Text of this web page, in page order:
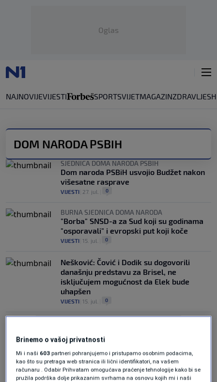
Oglas
NAJNOVIJEVIJESTI SPORTSVIJETMAGAZINZDRAVLJE
DOM NARODA PSBIH
SJEDNICA DOMA NARODA PSBIH
Dom naroda PSBiH usvojio Budžet nakon
višesatne rasprave
VIJESTI 27. jul. 0
BURNA SJEDNICA DOMA NARODA
"Borba" SNSD-a za Sud koji su godinama
"osporavali" i evropski put koji koče
VIJESTI 15. jul. 0
Nešković: Čović i Dodik su dogovorili
današnju predstavu za Brisel, ne
isključujem mogućnost da Elek bude
uhapšen
VIJESTI 15. jul. 0
Oglas
Brinemo o vašoj privatnosti
Mi i naši 603 partneri pohranjujemo i pristupamo osobnim podacima,
kao što su pretraga web stranica ili lični identifikatori, na vašem
računaru . Odabir Prihvatam omogućava praćenje tehnologije kako bi se
pružila podrška dolje prikazanim svrhama na osnovu kojih mi i naši